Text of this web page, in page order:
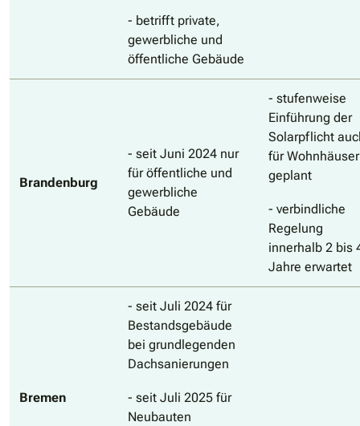
- betrifft private,
gewerbliche und
öffentliche Gebäude
Brandenburg
- seit Juni 2024 nur
für öffentliche und
gewerbliche
Gebäude
- stufenweise
Einführung der
Solarpflicht
für Wohnhäuser
geplant
- verbindliche
Regelung
innerhalb 2 bis
Jahre erwartet
Bremen
- seit Juli 2024 für
Bestandsgebäude
bei grundlegenden
Dachsanierungen
- seit Juli 2025 für
Neubauten